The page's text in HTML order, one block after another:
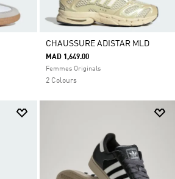
CHAUSSURE ADISTAR MLD
MAD 1,649.00
Femmes Originals
2 Colours